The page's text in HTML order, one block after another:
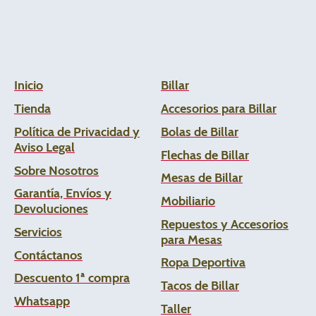
Inicio
Tienda
Política de Privacidad y
Aviso Legal
Sobre Nosotros
Garantía, Envíos y
Devoluciones
Servicios
Contáctanos
Descuento 1ª compra
Whatsapp
Billar
Accesorios para Billar
Bolas de Billar
Flechas de Billar
Mesas de Billar
Mobiliario
Repuestos y Accesorios
para Mesas
Ropa Deportiva
Tacos de Billar
Taller